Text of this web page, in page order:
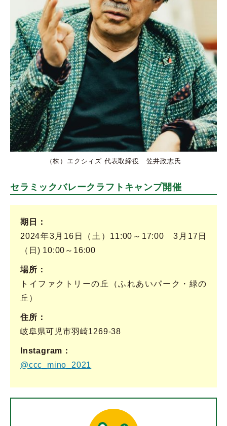
（株）エクシィズ 代表取締役 笠井政志氏
セラミックバレークラフトキャンプ開催
期日
2024年3月16日（土）11:00～17:00 3月17日
（日) 10:00～16:00
場所
トイファクトリーの丘（ふれあいパーク・緑の
丘）
住所
岐阜県可児市羽崎1269-38
Instagram
@ccc_mino_2021